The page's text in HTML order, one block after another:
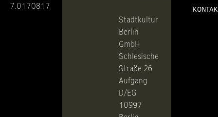
7.0170817
Stadtkultur
Berlin
GmbH
Schlesische
Straße 26
Aufgang
D/EG
10997